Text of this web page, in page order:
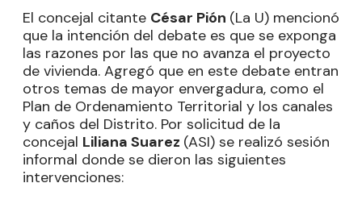
El concejal citante César Pión (La U) mencionó
que la intención del debate es que se exponga
las razones por las que no avanza el proyecto
de vivienda. Agregó que en este debate entran
otros temas de mayor envergadura, como el
Plan de Ordenamiento Territorial y los canales
y caños del Distrito. Por solicitud de la
concejal Liliana Suarez (ASI) se realizó sesión
informal donde se dieron las siguientes
intervenciones: